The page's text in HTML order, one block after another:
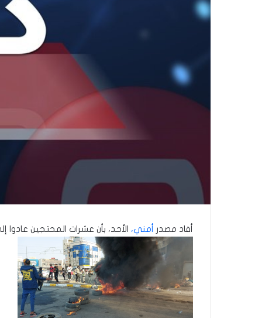
أفاد مصدر أمني، الأحد، بأن عشرات المحتجين